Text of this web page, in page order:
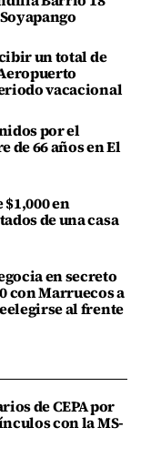
un total de
vacacional
por el
66 años en El
en
de una casa
en secreto
con Marruecos a
al frente
de CEPA por
con la MS-